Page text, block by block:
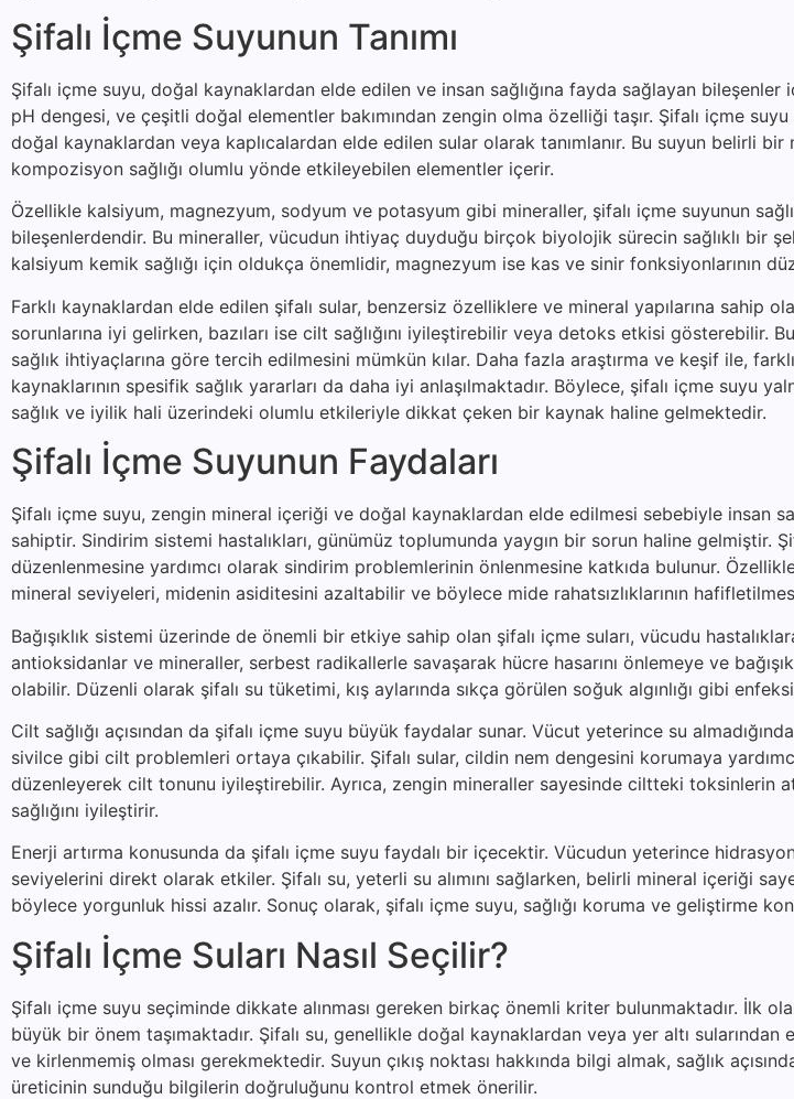
Şifalı İçme Suyunun Tanımı
Şifalı içme suyu, doğal kaynaklardan elde edilen ve insan sağlığına fayda sağlayan
pH dengesi, ve çeşitli doğal elementler bakımından zengin olma özelliği taşır. Şifalı içme
doğal kaynaklardan veya kaplıcalardan elde edilen sular olarak tanımlanır. Bu suyun belirli
kompozisyon sağlığı olumlu yönde etkileyebilen elementler içerir.
Özellikle kalsiyum, magnezyum, sodyum ve potasyum gibi mineraller, şifalı içme suyunun
bileşenlerdendir. Bu mineraller, vücudun ihtiyaç duyduğu birçok biyolojik sürecin sağlıklı bir
kalsiyum kemik sağlığı için oldukça önemlidir, magnezyum ise kas ve sinir fonksiyonlarının
Farklı kaynaklardan elde edilen şifalı sular, benzersiz özelliklere ve mineral yapılarına sahip
sorunlarına iyi gelirken, bazıları ise cilt sağlığını iyileştirebilir veya detoks etkisi gösterebilir.
sağlık ihtiyaçlarına göre tercih edilmesini mümkün kılar. Daha fazla araştırma ve keşif ile,
kaynaklarının spesifik sağlık yararları da daha iyi anlaşılmaktadır. Böylece, şifalı içme suyu
sağlık ve iyilik hali üzerindeki olumlu etkileriyle dikkat çeken bir kaynak haline gelmektedir.
Şifalı İçme Suyunun Faydaları
Şifalı içme suyu, zengin mineral içeriği ve doğal kaynaklardan elde edilmesi sebebiyle insan
sahiptir. Sindirim sistemi hastalıkları, günümüz toplumunda yaygın bir sorun haline gelmiştir.
düzenlenmesine yardımcı olarak sindirim problemlerinin önlenmesine katkıda bulunur.
mineral seviyeleri, midenin asiditesini azaltabilir ve böylece mide rahatsızlıklarının
Bağışıklık sistemi üzerinde de önemli bir etkiye sahip olan şifalı içme suları, vücudu
antioksidanlar ve mineraller, serbest radikallerle savaşarak hücre hasarını önlemeye ve
olabilir. Düzenli olarak şifalı su tüketimi, kış aylarında sıkça görülen soğuk algınlığı gibi
Cilt sağlığı açısından da şifalı içme suyu büyük faydalar sunar. Vücut yeterince su
sivilce gibi cilt problemleri ortaya çıkabilir. Şifalı sular, cildin nem dengesini korumaya
düzenleyerek cilt tonunu iyileştirebilir. Ayrıca, zengin mineraller sayesinde ciltteki toksinlerin
sağlığını iyileştirir.
Enerji artırma konusunda da şifalı içme suyu faydalı bir içecektir. Vücudun yeterince
seviyelerini direkt olarak etkiler. Şifalı su, yeterli su alımını sağlarken, belirli mineral içeriği
böylece yorgunluk hissi azalır. Sonuç olarak, şifalı içme suyu, sağlığı koruma ve geliştirme
Şifalı İçme Suları Nasıl Seçilir?
Şifalı içme suyu seçiminde dikkate alınması gereken birkaç önemli kriter bulunmaktadır. İlk
büyük bir önem taşımaktadır. Şifalı su, genellikle doğal kaynaklardan veya yer altı
ve kirlenmemiş olması gerekmektedir. Suyun çıkış noktası hakkında bilgi almak, sağlık
üreticinin sunduğu bilgilerin doğruluğunu kontrol etmek önerilir.